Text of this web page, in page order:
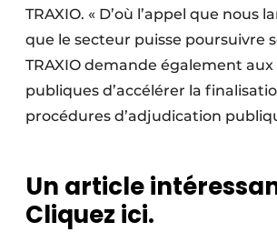
TRAXIO. « D’où l’appel que nous
que le secteur puisse poursuivre
TRAXIO demande également
publiques d’accélérer la
procédures d’adjudication
Un article
Cliquez ici.